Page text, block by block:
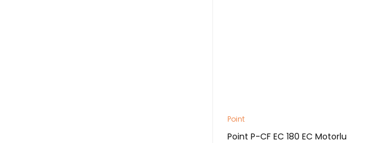
Point
Point P-CF EC 180 EC Motorlu